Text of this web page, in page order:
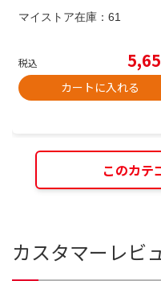
マイストア在庫： 61
税込
カートに入れる
このカテ
カスタマーレビ